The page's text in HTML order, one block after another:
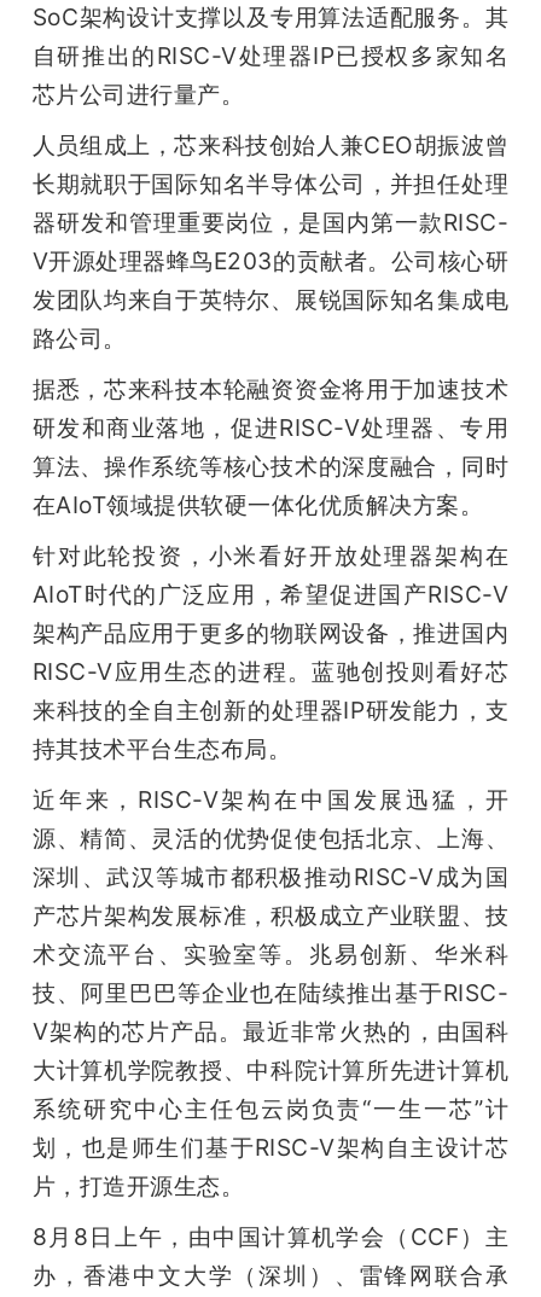
SoC架构设计支撑以及专用算法适配服务。其
自研推出的RISC-V处理器IP已授权多家知名
芯片公司进行量产。
人员组成上，芯来科技创始人兼CEO胡振波曾
长期就职于国际知名半导体公司，并担任处理
器研发和管理重要岗位，是国内第一款RISC-
V开源处理器蜂鸟E203的贡献者。公司核心研
发团队均来自于英特尔、展锐国际知名集成电
路公司。
据悉，芯来科技本轮融资资金将用于加速技术
研发和商业落地，促进RISC-V处理器、专用
算法、操作系统等核心技术的深度融合，同时
在AIoT领域提供软硬一体化优质解决方案。
针对此轮投资，小米看好开放处理器架构在
AIoT时代的广泛应用，希望促进国产RISC-V
架构产品应用于更多的物联网设备，推进国内
RISC-V应用生态的进程。蓝驰创投则看好芯
来科技的全自主创新的处理器IP研发能力，支
持其技术平台生态布局。
近年来，RISC-V架构在中国发展迅猛，开
源、精简、灵活的优势促使包括北京、上海、
深圳、武汉等城市都积极推动RISC-V成为国
产芯片架构发展标准，积极成立产业联盟、技
术交流平台、实验室等。兆易创新、华米科
技、阿里巴巴等企业也在陆续推出基于RISC-
V架构的芯片产品。最近非常火热的，由国科
大计算机学院教授、中科院计算所先进计算机
系统研究中心主任包云岗负责“一生一芯”计
划，也是师生们基于RISC-V架构自主设计芯
片，打造开源生态。
8月8日上午，由中国计算机学会（CCF）主
办，香港中文大学（深圳）、雷锋网联合承